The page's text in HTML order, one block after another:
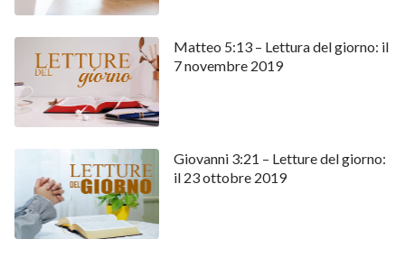
Matteo 5:13 – Lettura del giorno: il
7 novembre 2019
Giovanni 3:21 – Letture del giorno:
il 23 ottobre 2019